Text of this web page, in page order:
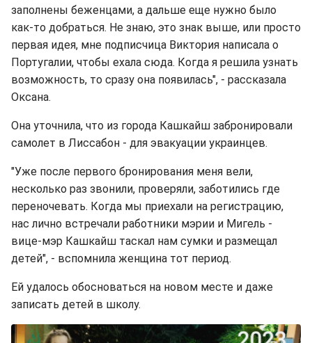
заполнены беженцами, а дальше еще нужно было
как-то добраться. Не знаю, это знак выше, или просто
первая идея, мне подписчица Виктория написала о
Португалии, чтобы ехала сюда. Когда я решила узнать
возможность, то сразу она появилась", - рассказала
Оксана.
Она уточнила, что из города Кашкайш забронировали
самолет в Лиссабон - для эвакуации украинцев.
"Уже после первого бронирования меня вели,
несколько раз звонили, проверяли, заботились где
переночевать. Когда мы приехали на регистрацию,
нас лично встречали работники мэрии и Мигель -
вице-мэр Кашкайш таскал нам сумки и размещал
детей", - вспомнила женщина тот период.
Ей удалось обосноваться на новом месте и даже
записать детей в школу.